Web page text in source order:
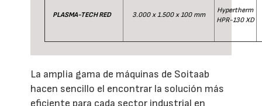
PLASMA-TECH RED 3.000 x 1.500 x 100 mm
Hypertherm
HPR-130 XD
La amplia gama de máquinas de Soitaab
hacen sencillo el encontrar la solución más
eficiente para cada sector industrial en